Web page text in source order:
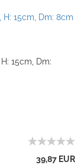
15cm, Dm:
39,87 EUR